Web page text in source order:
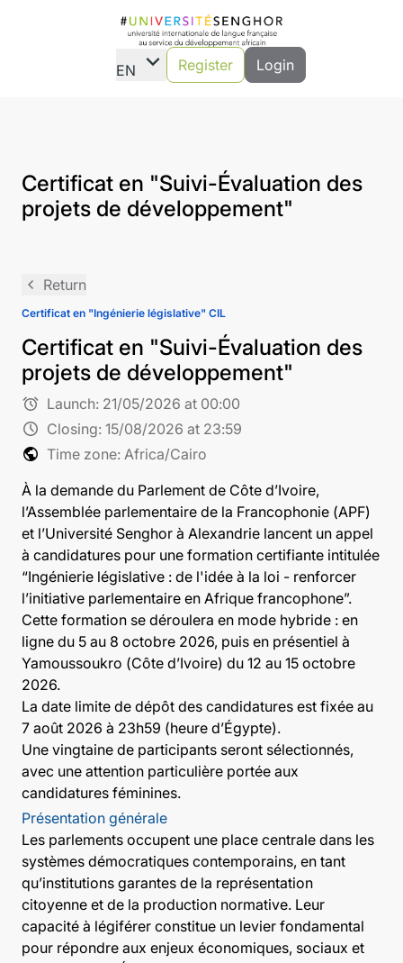
EN expand_more Register Login
Certificat en "Suivi-Évaluation des
projets de développement"
navigate_before Return
Certificat en "Ingénierie législative" CIL
Certificat en "Suivi-Évaluation des
projets de développement"
alarm Launch: 21/05/2026 at 00:00
schedule Closing: 15/08/2026 at 23:59
public Time zone: Africa/Cairo
À la demande du Parlement de Côte d’Ivoire,
l’Assemblée parlementaire de la Francophonie (APF)
et l’Université Senghor à Alexandrie lancent un appel
à candidatures pour une formation certifiante intitulée
“Ingénierie législative : de l'idée à la loi - renforcer
l’initiative parlementaire en Afrique francophone”.
Cette formation se déroulera en mode hybride : en
ligne du 5 au 8 octobre 2026, puis en présentiel à
Yamoussoukro (Côte d’Ivoire) du 12 au 15 octobre
2026.
La date limite de dépôt des candidatures est fixée au
7 août 2026 à 23h59 (heure d’Égypte).
Une vingtaine de participants seront sélectionnés,
avec une attention particulière portée aux
candidatures féminines.
Présentation générale
Les parlements occupent une place centrale dans les
systèmes démocratiques contemporains, en tant
qu’institutions garantes de la représentation
citoyenne et de la production normative. Leur
capacité à légiférer constitue un levier fondamental
pour répondre aux enjeux économiques, sociaux et